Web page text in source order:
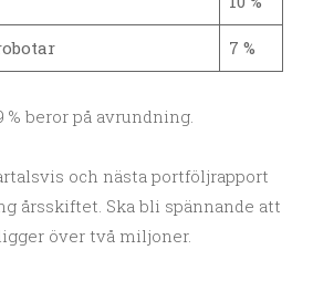
7 %
beror på avrundning.
och nästa portföljrapport
årsskiftet. Ska bli spännande att
över två miljoner.